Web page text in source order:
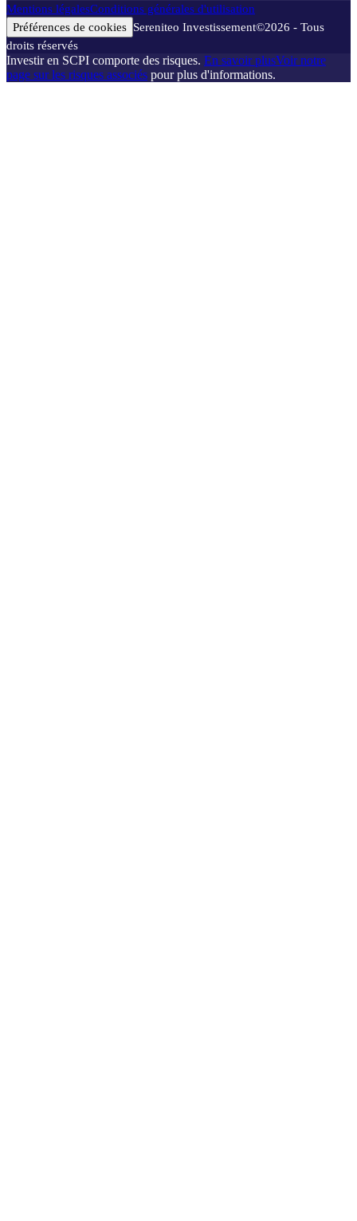
Mentions légalesConditions générales d'utilisation
Préférences de cookies Sereniteo Investissement©2026 - Tous
droits réservés
Investir en SCPI comporte des risques. En savoir plusVoir notre
page sur les risques associés pour plus d'informations.